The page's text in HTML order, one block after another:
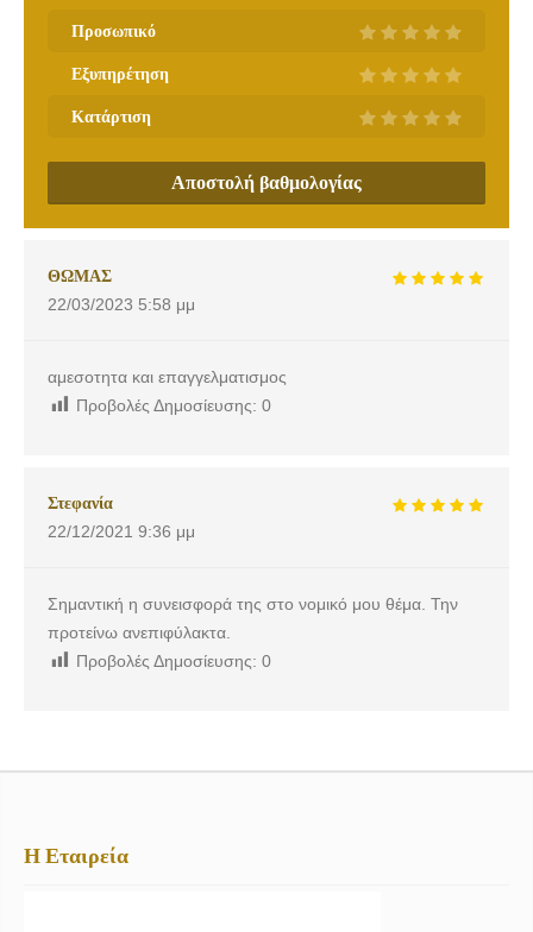
Προσωπικό
Εξυπηρέτηση
Κατάρτιση
Αποστολή βαθμολογίας
ΘΩΜΑΣ
22/03/2023 5:58 μμ
αμεσοτητα και επαγγελματισμος
Προβολές Δημοσίευσης: 0
Στεφανία
22/12/2021 9:36 μμ
Σημαντική η συνεισφορά της στο νομικό μου θέμα. Την
προτείνω ανεπιφύλακτα.
Προβολές Δημοσίευσης: 0
Η Εταιρεία